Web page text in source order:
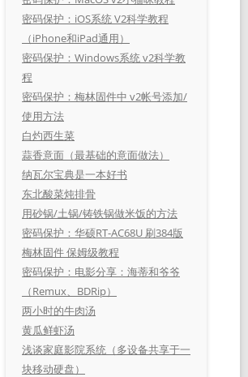
密码保护：iOS系统 V2科学教程
（iPhone和iPad通用）
密码保护：Windows系统 v2科学教
程
密码保护：梅林固件中 v2帐号添加/
使用方法
白灼西生菜
蒜香意面（最基础的意面做法）
纳瓦尔宝典是一本好书
东北酸菜炖排骨
用砂锅/土锅/铸铁锅做米饭的方法
密码保护：华硕RT-AC68U 刷384版
梅林固件 保姆级教程
密码保护：电影分享：海蒂和爷爷
（Remux、BDRip）
两小时的牛肉汤
黄瓜鲜虾汤
浅谈家庭影院系统（多设备共享于一
块移动硬盘）